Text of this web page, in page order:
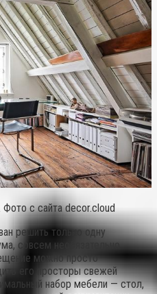
с сайта decor.cloud
решить только одну
совсем необязательно
можно просто
его просторы свежей
набор мебели — стол,